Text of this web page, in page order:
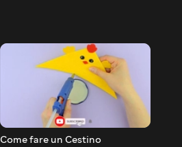
Come fare un Cestino